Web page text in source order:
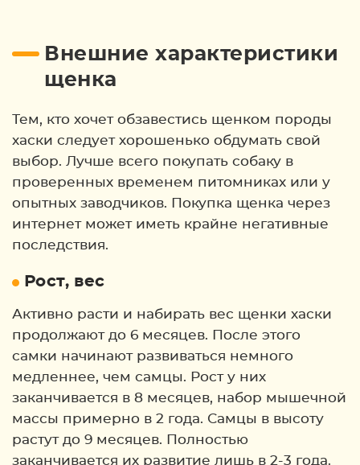
Внешние характеристики
щенка
Тем, кто хочет обзавестись щенком породы
хаски следует хорошенько обдумать свой
выбор. Лучше всего покупать собаку в
проверенных временем питомниках или у
опытных заводчиков. Покупка щенка через
интернет может иметь крайне негативные
последствия.
Рост, вес
Активно расти и набирать вес щенки хаски
продолжают до 6 месяцев. После этого
самки начинают развиваться немного
медленнее, чем самцы. Рост у них
заканчивается в 8 месяцев, набор мышечной
массы примерно в 2 года. Самцы в высоту
растут до 9 месяцев. Полностью
заканчивается их развитие лишь в 2-3 года.